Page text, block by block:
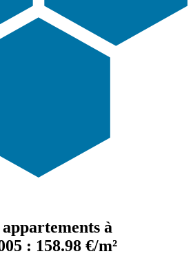
à
: 158.98 €/m²